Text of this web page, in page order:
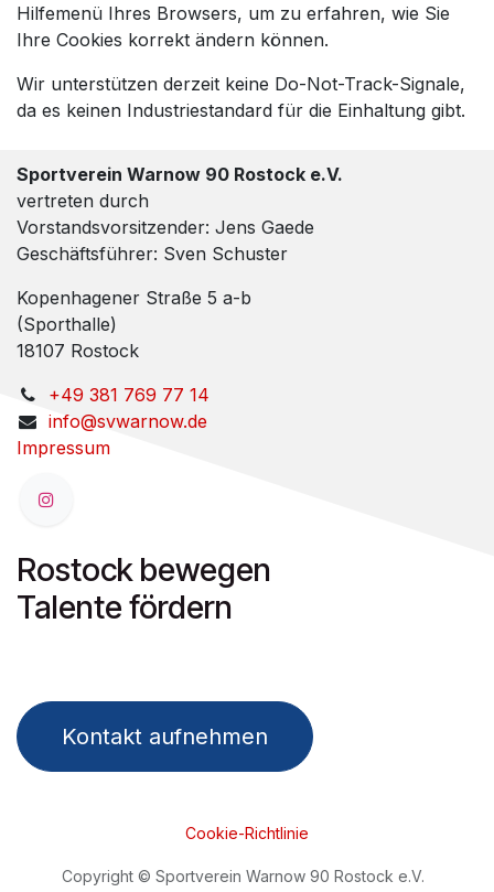
Hilfemenü Ihres Browsers, um zu erfahren, wie Sie
Ihre Cookies korrekt ändern können.
Wir unterstützen derzeit keine Do-Not-Track-Signale,
da es keinen Industriestandard für die Einhaltung gibt.
Sportverein Warnow 90 Rostock e.V.
vertreten durch
Vorstandsvorsitzender: Jens Gaede
Geschäftsführer: Sven Schuster
Kopenhagener Straße 5 a-b
(Sporthalle)
18107 Rostock
+49 381 769 77 14
info@svwarnow.de
Impressum
Rostock bewegen
Talente fördern
Kontakt aufnehmen
Cookie-Richtlinie
Copyright © Sportverein Warnow 90 Rostock e.V.